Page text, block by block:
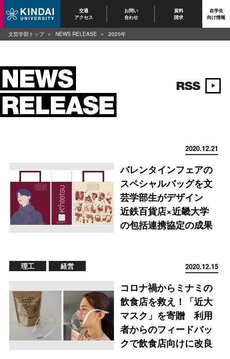
交通
アクセス
お問い
合わせ
資料
請求
在学生
向け情報
2020.12.21
バレンタインフェアの
スペシャルバッグを文
芸学部生がデザイン
近鉄百貨店×近畿大学
の包括連携協定の成果
理工 経営 2020.12.15
コロナ禍からミナミの
飲食店を救え！「近大
マスク」を寄贈 利用
者からのフィードバッ
クで飲食店向けに改良
文芸学部トップ NEWS RELEASE 2020年